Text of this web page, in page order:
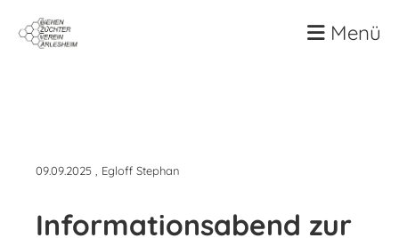
Menü
09.09.2025 , Egloff Stephan
Informationsabend zur